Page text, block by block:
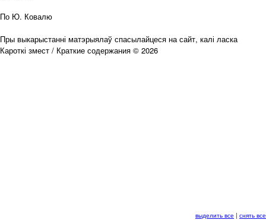
выделить все | снять все
По Ю. Ковалю
Пры выкарыстанні матэрыялаў спасылайцеся на сайт, калі ласка
Кароткі змест / Краткие содержания © 2026